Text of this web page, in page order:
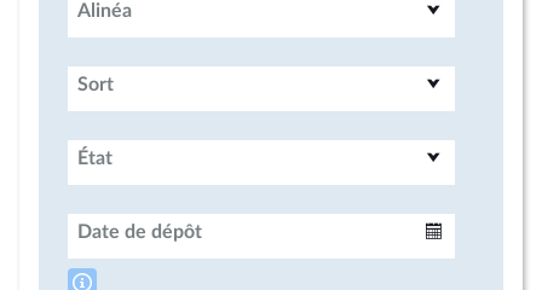
Alinéa
Sort
État
Date de dépôt